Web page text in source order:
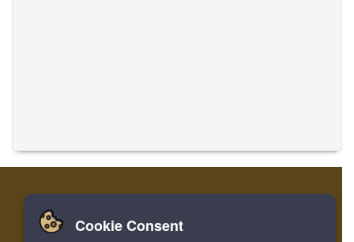
家 ログイン 登録
Cookie Consent